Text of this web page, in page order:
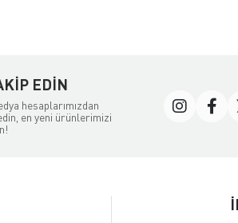
EDIN
hesaplarımızdan
en yeni ürünlerimizi